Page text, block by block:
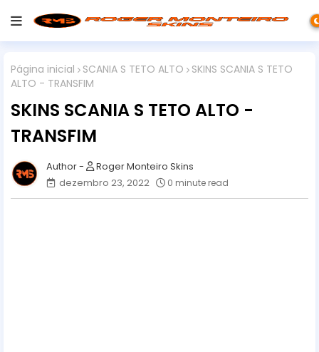
Página inicial SCANIA S TETO ALTO
SKINS SCANIA S TETO
ALTO - TRANSFIM
SKINS SCANIA S TETO ALTO -
TRANSFIM
Roger Monteiro Skins
dezembro 23, 2022
0 minute read